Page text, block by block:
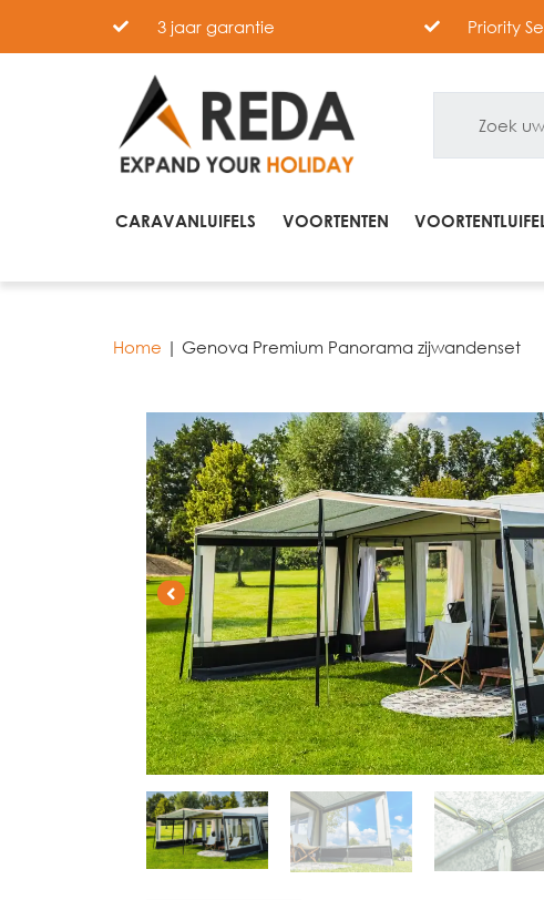
3 jaar garantie Priority
CARAVANLUIFELS VOORTENTEN
Home | Genova Premium Panorama zijwandenset